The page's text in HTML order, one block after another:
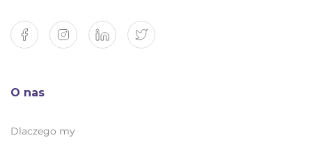
O nas
Dlaczego my